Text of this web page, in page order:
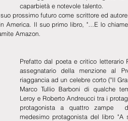
caparbietà e notevole talento.
prossimo futuro come scrittore ed
America. Il suo primo libro, "...E lo
Amazon.
Prefatto dal poeta e critico letterario
assegnatario della menzione al
riaggancia ad un celebre corto ("Il
Marco Tullio Barboni di qualche
Leroy e Roberto Andreucci tra i
protagonista a quattro zampe
medesimo protagonista del libro "A